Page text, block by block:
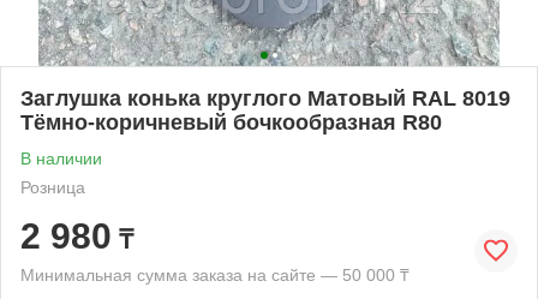
Заглушка конька круглого Матовый RAL 8019
Тёмно-коричневый бочкообразная R80
В наличии
Розница
2 980 ₸
Минимальная сумма заказа на сайте — 50 000 ₸